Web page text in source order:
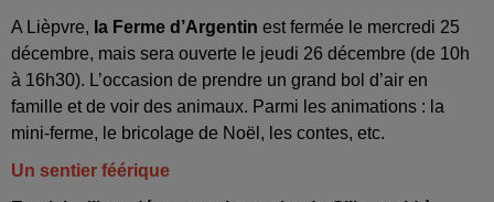
A Lièpvre, la Ferme d’Argentin est fermée le mercredi 25
décembre, mais sera ouverte le jeudi 26 décembre (de 10h
à 16h30). L’occasion de prendre un grand bol d’air en
famille et de voir des animaux. Parmi les animations : la
mini-ferme, le bricolage de Noël, les contes, etc.
Un sentier féérique